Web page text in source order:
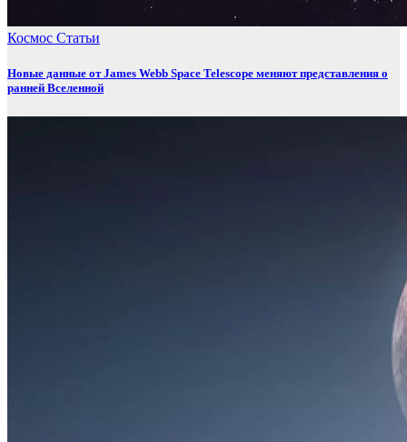
Космос Статьи
Новые данные от James Webb Space Telescope меняют представления о
ранней Вселенной